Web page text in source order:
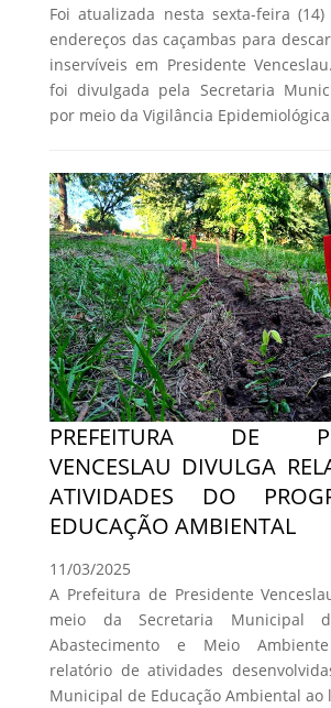
Foi atualizada nesta sexta-feira
endereços das caçambas para
inservíveis em Presidente
foi divulgada pela Secretaria
por meio da Vigilância
PREFEITURA DE
VENCESLAU DIVULGA
ATIVIDADES DO
EDUCAÇÃO AMBIENTAL
11/03/2025
A Prefeitura de Presidente
meio da Secretaria Municipal
Abastecimento e Meio
relatório de atividades
Municipal de Educação Ambiental ao